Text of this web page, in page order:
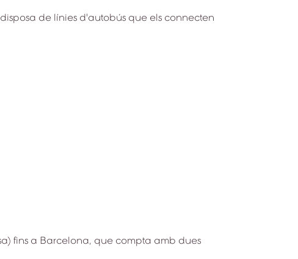
de línies d'autobús que els connecten
fins a Barcelona, que compta amb dues